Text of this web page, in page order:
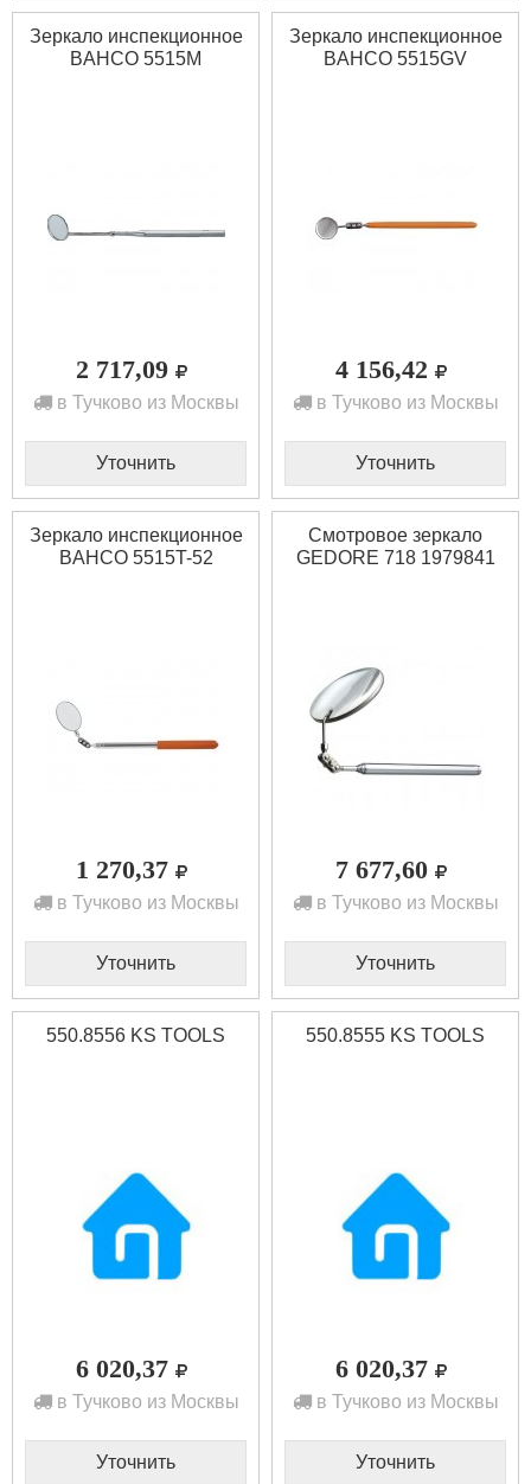
Зеркало инспекционное
BAHCO 5515M
2 717,09
в Тучково из Москвы
Уточнить
Зеркало инспекционное
BAHCO 5515GV
4 156,42
в Тучково из Москвы
Уточнить
Зеркало инспекционное
BAHCO 5515T-52
1 270,37
в Тучково из Москвы
Уточнить
Смотровое зеркало
GEDORE 718 1979841
7 677,60
в Тучково из Москвы
Уточнить
550.8556 KS TOOLS
6 020,37
в Тучково из Москвы
Уточнить
550.8555 KS TOOLS
6 020,37
в Тучково из Москвы
Уточнить